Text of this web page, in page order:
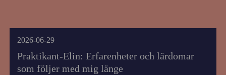
2026-06-29
Praktikant-Elin: Erfarenheter och lärdomar
som följer med mig länge